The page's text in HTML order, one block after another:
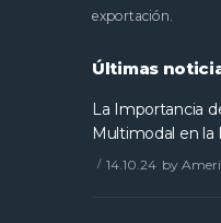
exportación.
Últimas
La Importancia
Multimodal en la
14.10.24 by